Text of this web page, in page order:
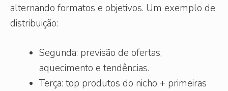
alternando formatos e objetivos. Um exemplo de
distribuição:
Segunda: previsão de ofertas,
aquecimento e tendências.
Terça: top produtos do nicho + primeiras